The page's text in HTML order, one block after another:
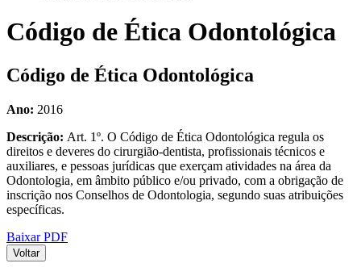
Código de Ética Odontológica
Código de Ética Odontológica
Ano: 2016
Descrição: Art. 1º. O Código de Ética Odontológica regula os
direitos e deveres do cirurgião-dentista, profissionais técnicos e
auxiliares, e pessoas jurídicas que exerçam atividades na área da
Odontologia, em âmbito público e/ou privado, com a obrigação de
inscrição nos Conselhos de Odontologia, segundo suas atribuições
específicas.
Baixar PDF
Voltar